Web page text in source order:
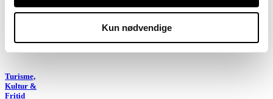
Kun nødvendige
Turisme,
Kultur &
Fritid